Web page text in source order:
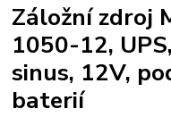
Záložní zdroj
1050-12,
sinus, 12V,
baterií